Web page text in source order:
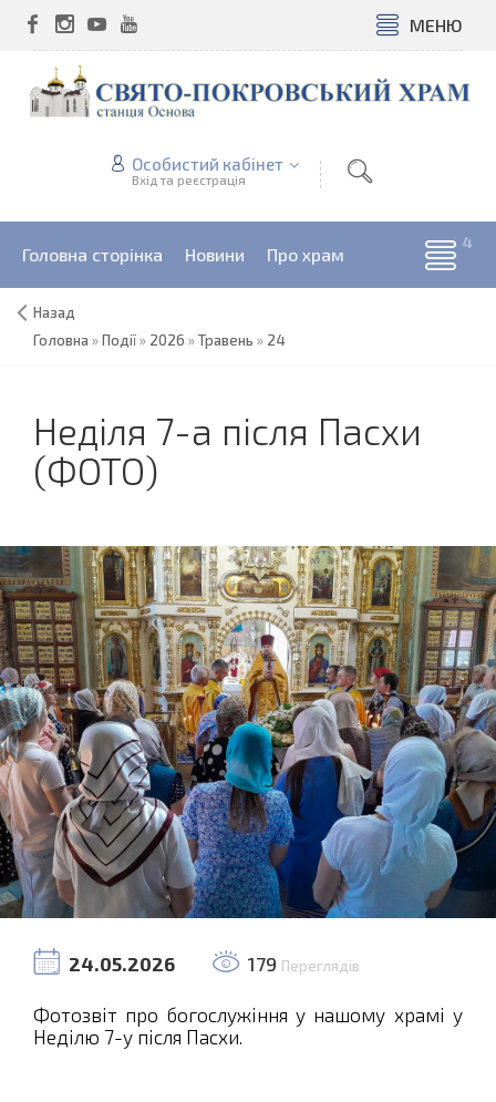
МЕНЮ
Особистий кабінет
Вхід та реєстрація
Головна сторінка Новини Про храм
Назад
Головна »Події» 2026 »Травень » 24
Неділя 7-а після Пасхи
(ФОТО)
24.05.2026 179 Переглядів
Фотозвіт про богослужіння у нашому храмі у
Неділю 7-у після Пасхи.